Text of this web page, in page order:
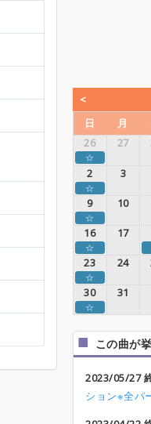
日 月
26
27
☆
2 3
☆
9 10
☆
16 17
☆
23 24
☆
30 31
☆
この曲が
2023/05/27
ション※全パ